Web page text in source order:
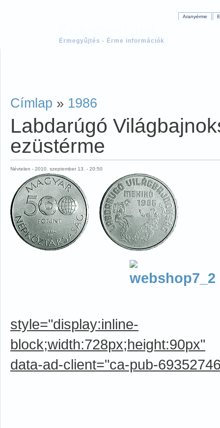
Érmegyűjtés - Érme információk
Aranyérme
Címlap » 1986
Labdarúgó
ezüstérme
Névtelen - 2010. szeptember 13. - 20:50
style="display:inline-
block;width:728px;height:90px"
data-ad-client="ca-pub-